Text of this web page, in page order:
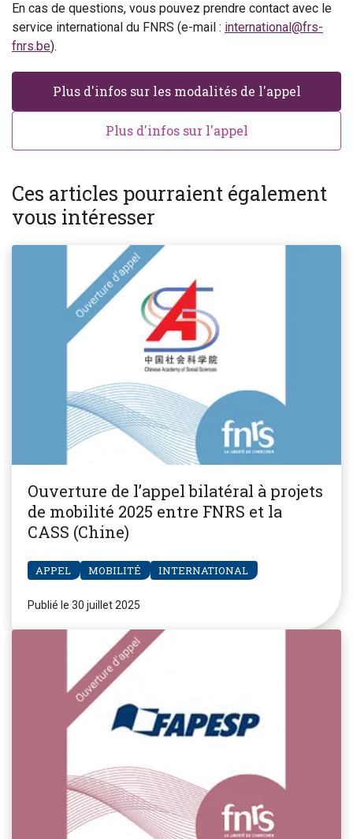
En cas de questions, vous pouvez prendre contact avec le
service international du FNRS (e-mail : international@frs-
fnrs.be).
Plus d'infos sur les modalités de l'appel
Plus d'infos sur l'appel
Ces articles pourraient également
vous intéresser
Ouverture de l’appel bilatéral à projets
de mobilité 2025 entre FNRS et la
CASS (Chine)
APPEL MOBILITÉ INTERNATIONAL
Publié le 30 juillet 2025